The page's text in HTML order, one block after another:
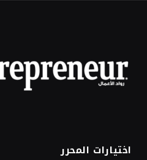
اختيارات المحرر